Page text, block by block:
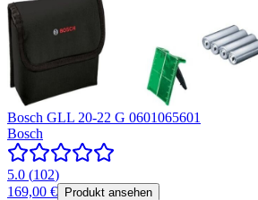
Bosch GLL 20-22 G 0601065601
Bosch
5.0 (102)
169,00 €
Produkt ansehen